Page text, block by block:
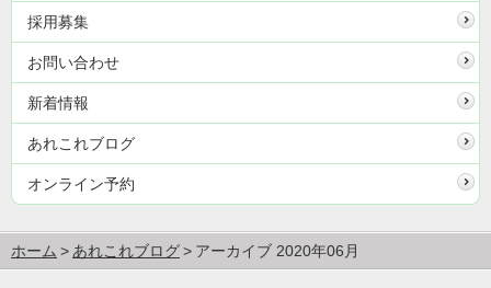
採用募集
お問い合わせ
新着情報
あれこれブログ
オンライン予約
ホーム あれこれブログ アーカイブ 2020年06月